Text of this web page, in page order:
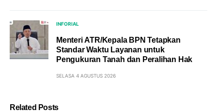
INFORIAL
Menteri ATR/Kepala BPN Tetapkan
Standar Waktu Layanan untuk
Pengukuran Tanah dan Peralihan Hak
SELASA 4 AGUSTUS 2026
Related Posts